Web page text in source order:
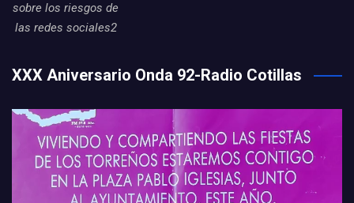
sobre los riesgos de
las redes sociales2
XXX Aniversario Onda 92-Radio Cotillas